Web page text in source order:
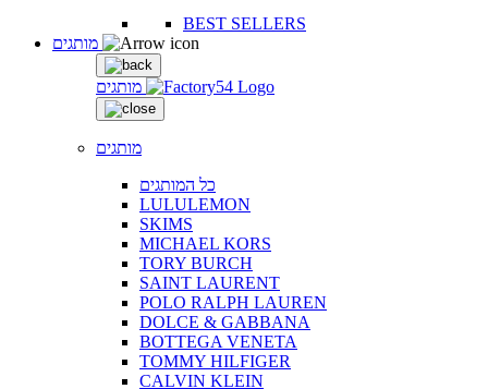
BEST SELLERS
מותגים
מותגים
כל המותגים
LULULEMON
SKIMS
MICHAEL KORS
TORY BURCH
SAINT LAURENT
POLO RALPH LAUREN
DOLCE & GABBANA
BOTTEGA VENETA
TOMMY HILFIGER
CALVIN KLEIN